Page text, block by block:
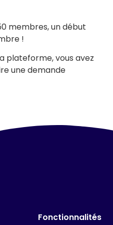
membres, un début
!
plateforme, vous avez
une demande
Fonctionnalités